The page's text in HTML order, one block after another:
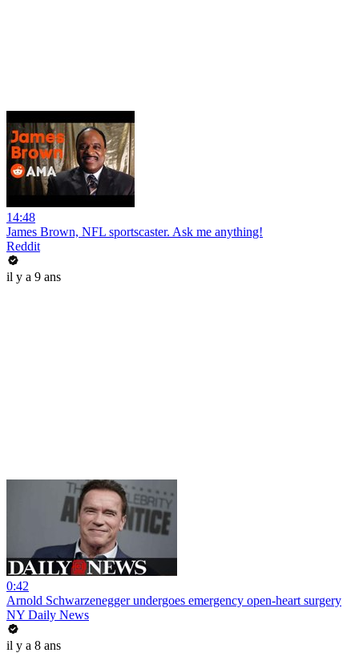
14:48
James Brown, NFL sportscaster. Ask me anything!
Reddit
il y a 9 ans
0:42
Arnold Schwarzenegger undergoes emergency open-heart surgery
NY Daily News
il y a 8 ans